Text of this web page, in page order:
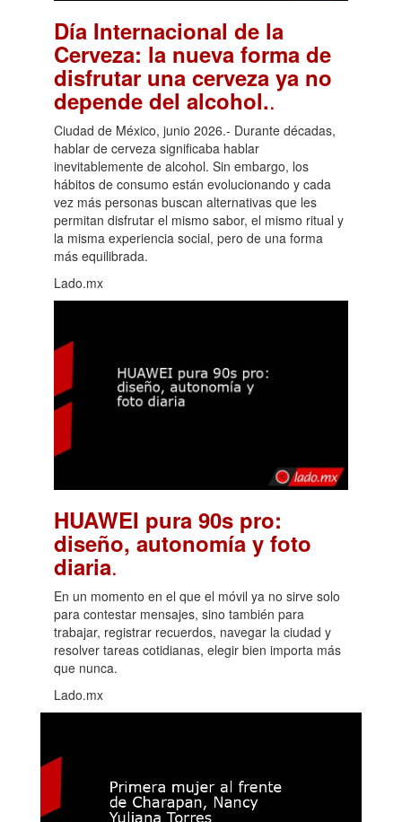
Día Internacional de la
Cerveza: la nueva forma de
disfrutar una cerveza ya no
depende del alcohol..
Ciudad de México, junio 2026.- Durante décadas,
hablar de cerveza significaba hablar
inevitablemente de alcohol. Sin embargo, los
hábitos de consumo están evolucionando y cada
vez más personas buscan alternativas que les
permitan disfrutar el mismo sabor, el mismo ritual y
la misma experiencia social, pero de una forma
más equilibrada.
Lado.mx
HUAWEI pura 90s pro:
diseño, autonomía y foto
diaria.
En un momento en el que el móvil ya no sirve solo
para contestar mensajes, sino también para
trabajar, registrar recuerdos, navegar la ciudad y
resolver tareas cotidianas, elegir bien importa más
que nunca.
Lado.mx